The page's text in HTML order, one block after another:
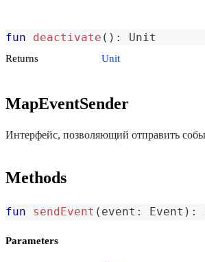
fun deactivate ( ) : Unit
Returns Unit
MapEventSender
Интерфейс, позволяющий отправить
Methods
fun sendEvent ( event : Event ) :
Parameters